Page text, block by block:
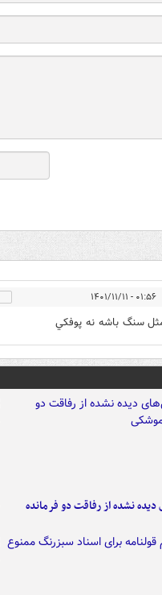
۰۱:۵۶ - ۱۴۰۱/۱۱/۱۱
نشده از رفاقت دو فرمانده‌